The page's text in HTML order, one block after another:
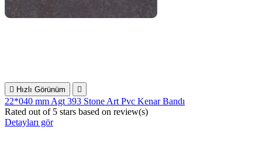
 Hızlı Görünüm 
22*040 mm Agt 393 Stone Art Pvc Kenar Bandı
Rated out of 5 stars based on review(s)
Detayları gör